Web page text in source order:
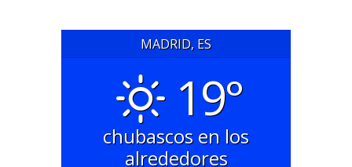
MADRID, ES
19°
chubascos en los
alrededores